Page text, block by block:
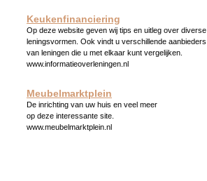
Keukenfinanciering
Op deze website geven wij tips en uitleg over diverse
leningsvormen. Ook vindt u verschillende aanbieders
van leningen die u met elkaar kunt vergelijken.
www.informatieoverleningen.nl
Meubelmarktplein
De inrichting van uw huis en veel meer
op deze interessante site.
www.meubelmarktplein.nl